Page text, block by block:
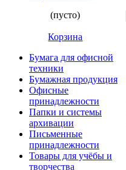
(пусто)
Корзина
Бумага для офисной
техники
Бумажная продукция
Офисные
принадлежности
Папки и системы
архивации
Письменные
принадлежности
Товары для учёбы и
творчества